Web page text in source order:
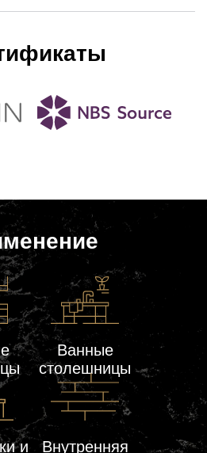
Ванные
столешницы
и Внутренняя